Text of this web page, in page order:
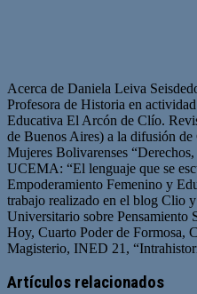
Acerca de Daniela Leiva
Profesora de Historia en
Educativa El Arcón de Clío.
de Buenos Aires) a la difusión
Mujeres Bolivarenses
UCEMA: “El lenguaje que se
Empoderamiento Femenino y
trabajo realizado en el blog Clio
Universitario sobre Pensamiento
Hoy, Cuarto Poder de Formosa,
Magisterio, INED 21,
web
Artículos relacionados